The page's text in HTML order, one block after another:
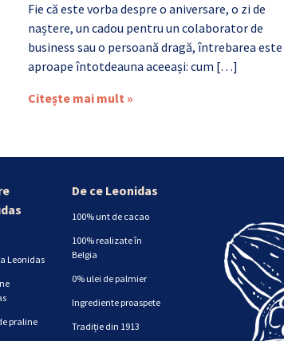
Fie că este vorba despre o aniversare, o zi de
naștere, un cadou pentru un colaborator de
business sau o persoană dragă, întrebarea este
aproape întotdeauna aceeași: cum […]
Citește mai mult »
Leonidas
praline
De ce Leonidas
100% unt de cacao
100% realizate în
Belgia
0% ulei de palmier
Ingrediente proaspete
Tradiție din 1913